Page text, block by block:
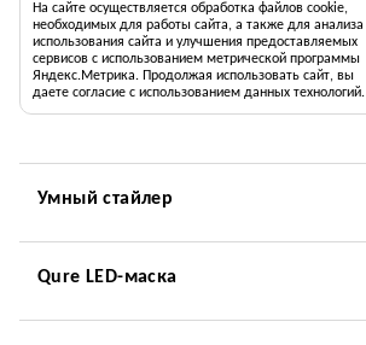
На сайте осуществляется обработка файлов cookie,
необходимых для работы сайта, а также для анализа
использования сайта и улучшения предоставляемых
сервисов с использованием метрической программы
Яндекс.Метрика. Продолжая использовать сайт, вы
даете согласие с использованием данных технологий.
Умный стайлер
Qure LED-маска